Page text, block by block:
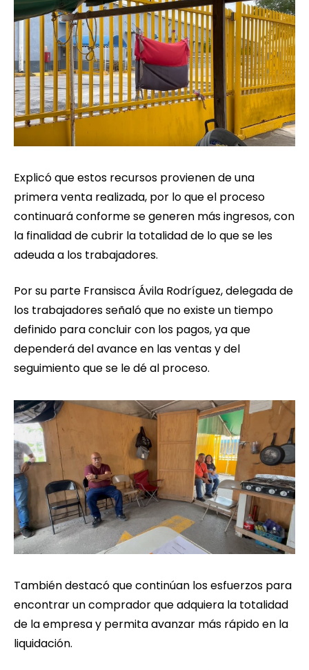
Explicó que estos recursos provienen de una
primera venta realizada, por lo que el proceso
continuará conforme se generen más ingresos, con
la finalidad de cubrir la totalidad de lo que se les
adeuda a los trabajadores.
Por su parte Fransisca Ávila Rodríguez, delegada de
los trabajadores señaló que no existe un tiempo
definido para concluir con los pagos, ya que
dependerá del avance en las ventas y del
seguimiento que se le dé al proceso.
También destacó que continúan los esfuerzos para
encontrar un comprador que adquiera la totalidad
de la empresa y permita avanzar más rápido en la
liquidación.